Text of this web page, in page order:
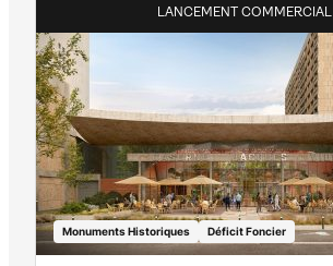
LANCEMENT COMMERCIAL
Monuments Historiques Déficit Foncier